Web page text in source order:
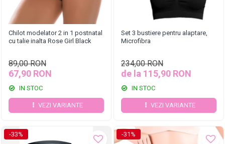
Chilot modelator 2 in 1 postnatal
cu talie inalta Rose Girl Black
89,00 RON
67,90 RON
IN STOC
VEZI VARIANTE
Set 3 bustiere pentru alaptare,
Microfibra
234,00 RON
de la 115,90 RON
IN STOC
VEZI VARIANTE
-33% -31%